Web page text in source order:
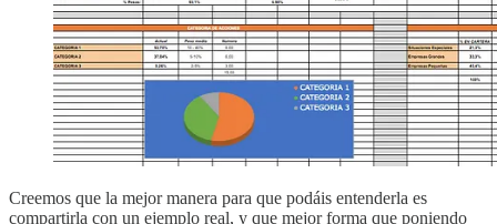
Creemos que la mejor manera para que podáis entenderla es
compartirla con un ejemplo real, y que mejor forma que poniendo